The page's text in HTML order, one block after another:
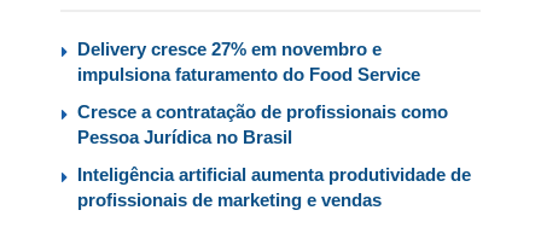
Delivery cresce 27% em novembro e
impulsiona faturamento do Food Service
Cresce a contratação de profissionais como
Pessoa Jurídica no Brasil
Inteligência artificial aumenta produtividade de
profissionais de marketing e vendas